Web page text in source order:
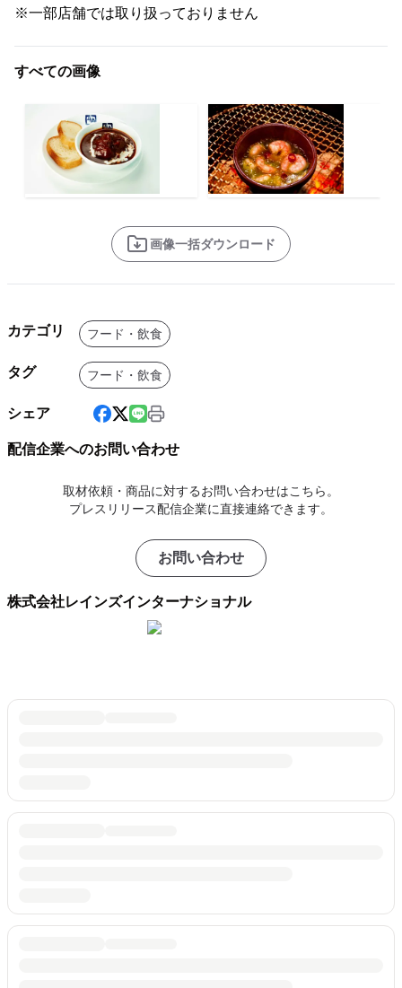
※一部店舗では取り扱っておりません
すべての画像
画像一括ダウンロード
カテゴリ フード・飲食
タグ フード・飲食
シェア
配信企業へのお問い合わせ
取材依頼・商品に対するお問い合わせはこちら。
プレスリリース配信企業に直接連絡できます。
お問い合わせ
株式会社レインズインターナショナル